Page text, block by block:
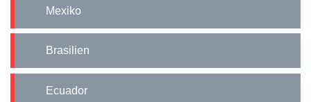
Mexiko
Brasilien
Ecuador